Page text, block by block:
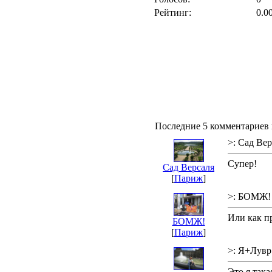
Рейтинг:
Последние 5 комментариев
Сад Версаля
[Париж]
>: Сад
Супер!
БОМЖ!
[Париж]
>: БОМЖ!
Или как
>: Я+Лувр